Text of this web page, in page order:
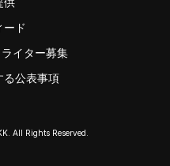
ード
イター募集
る公表事項
All Rights Reserved.